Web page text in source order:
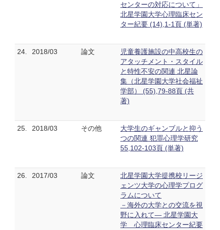
センターの対応について」
北星学園大学心理臨床セン
ター紀要 (14),1-1頁 (単著)
24. 2018/03 論文
児童養護施設の中高校生の
アタッチメント・スタイル
と特性不安の関連 北星論
集（北星学園大学社会福祉
学部） (55),79-88頁 (共
著)
25. 2018/03 その他
大学生のギャンブルと抑う
つの関連 犯罪心理学研究
55,102-103頁 (単著)
26. 2017/03 論文
北星学園大学提携校リージ
ェンツ大学の心理学プログ
ラムについて
－海外の大学との交流を視
野に入れて― 北星学園大
学 心理臨床センター紀要